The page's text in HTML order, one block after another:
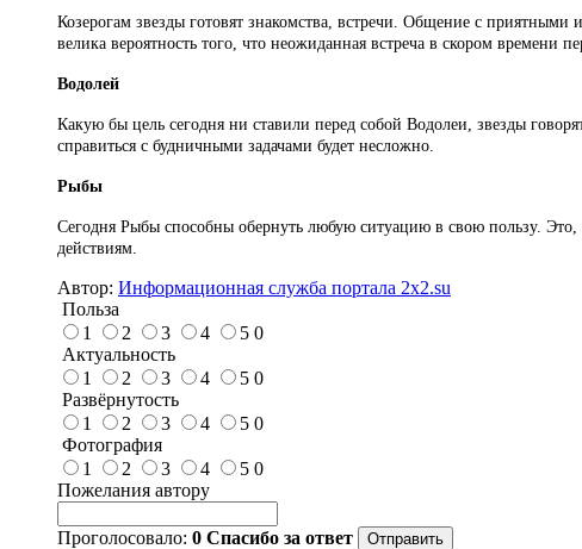
Козерогам звезды готовят знакомства, встречи. Общение с
велика вероятность того, что неожиданная встреча в скором времени
Водолей
Какую бы цель сегодня ни ставили перед собой Водолеи, звезды
справиться с будничными задачами будет несложно.
Рыбы
Сегодня Рыбы способны обернуть любую ситуацию в свою пользу.
действиям.
Автор: Информационная служба портала 2x2.su
Польза
1
2 3 4 5 0
Актуальность
1
2 3 4 5 0
Развёрнутость
1
2 3 4 5 0
Фотография
1
2 3 4 5 0
Пожелания автору
Проголосовало: 0 Спасибо за ответ